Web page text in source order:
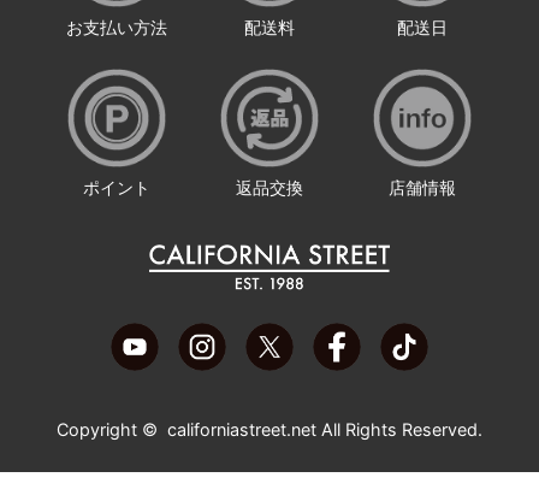
お支払い方法 配送料 配送日
ポイント 返品交換 店舗情報
Copyright © californiastreet.net All Rights Reserved.